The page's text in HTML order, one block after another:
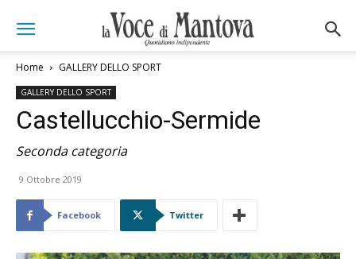
Home GALLERY DELLO SPORT
GALLERY DELLO SPORT
Castellucchio-Sermide
Seconda categoria
9 Ottobre 2019
Facebook Twitter